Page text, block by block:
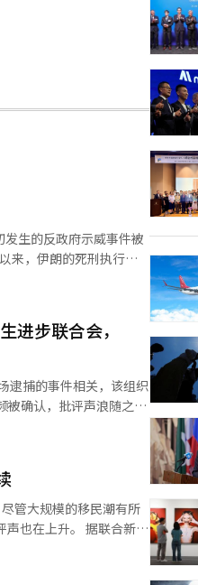
生的反政府示威事件被
，
刑执行，并朝着废除死
步联合会，
逮捕的事件相关，该组织
被确认，批评声浪随之扩
字句，令人惊讶。 看
是贬低和仇恨625受害
却保护得很好。”、“送
管大规模的移民潮有所
也在上升。 据联合新闻
弥漫着紧张气氛。在此